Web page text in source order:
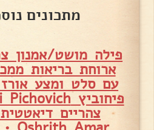
מתכונים
פילה מושט/אמנון
ארוחת בריאות
עם סלט ומצע
פיחוביץ Tsipi Pichovich